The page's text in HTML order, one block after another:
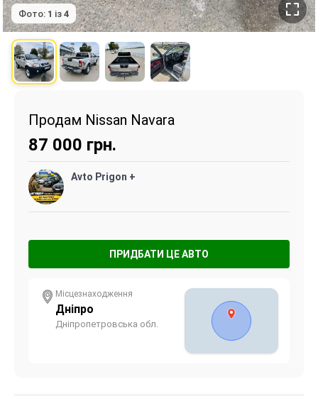
Фото: 1 із 4
Продам Nissan Navara
87 000 грн.
Avto Prigon +
ПРИДБАТИ ЦЕ АВТО
Місцезнаходження
Дніпро
Дніпропетровська обл.